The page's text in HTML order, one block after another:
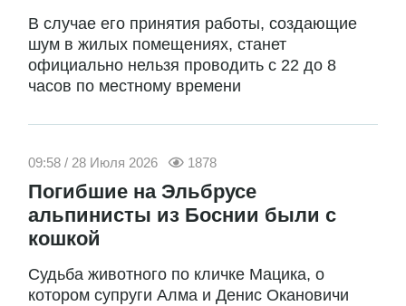
В случае его принятия работы, создающие
шум в жилых помещениях, станет
официально нельзя проводить с 22 до 8
часов по местному времени
09:58 / 28 Июля 2026 1878
Погибшие на Эльбрусе
альпинисты из Боснии были с
кошкой
Судьба животного по кличке Мацика, о
котором супруги Алма и Денис Окановичи